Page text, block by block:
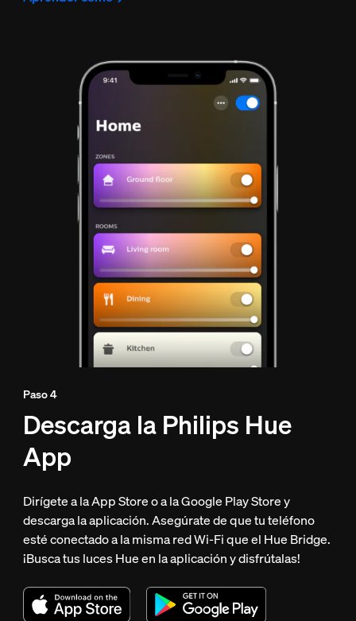
Paso 4
Descarga la Philips Hue
App
Dirígete a la App Store o a la Google Play Store y
descarga la aplicación. Asegúrate de que tu teléfono
esté conectado a la misma red Wi-Fi que el Hue Bridge.
¡Busca tus luces Hue en la aplicación y disfrútalas!